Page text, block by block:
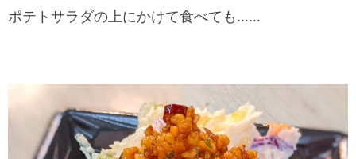
ポテトサラダの上にかけて食べても……